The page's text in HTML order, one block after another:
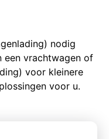
nodig
een vrachtwagen of
voor kleinere
voor u.